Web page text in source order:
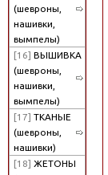
(шевроны,
нашивки,
вымпелы)
[16] ВЫШИВКА
(шевроны,
нашивки,
вымпелы)
[17] ТКАНЫЕ
(шевроны,
нашивки)
[18] ЖЕТОНЫ